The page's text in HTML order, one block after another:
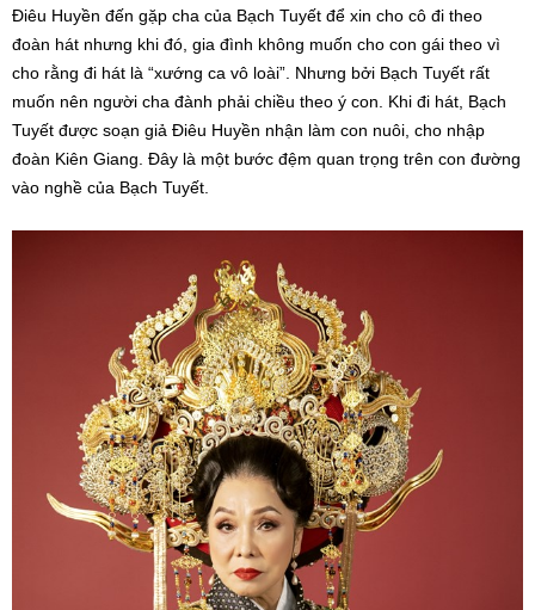
Điêu Huyền đến gặp cha của Bạch Tuyết để xin cho cô đi theo
đoàn hát nhưng khi đó, gia đình không muốn cho con gái theo vì
cho rằng đi hát là “xướng ca vô loài”. Nhưng bởi Bạch Tuyết rất
muốn nên người cha đành phải chiều theo ý con. Khi đi hát, Bạch
Tuyết được soạn giả Điêu Huyền nhận làm con nuôi, cho nhập
đoàn Kiên Giang. Đây là một bước đệm quan trọng trên con đường
vào nghề của Bạch Tuyết.